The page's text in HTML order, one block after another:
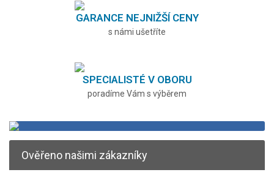
GARANCE NEJNIŽŠÍ CENY
s námi ušetříte
SPECIALISTÉ V OBORU
poradíme Vám s výběrem
Ověřeno našimi zákazníky